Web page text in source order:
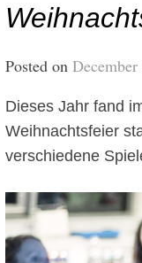
Posted on
Dieses Jahr fand
Weihnachtsfeier
verschiedene